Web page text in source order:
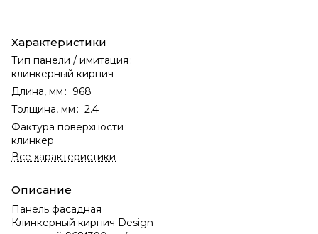
Характеристики
Тип панели / имитация :
клинкерный кирпич
Длина, мм : 968
Толщина, мм : 2.4
Фактура поверхности :
клинкер
Все характеристики
Описание
Панель фасадная
Клинкерный кирпич Design